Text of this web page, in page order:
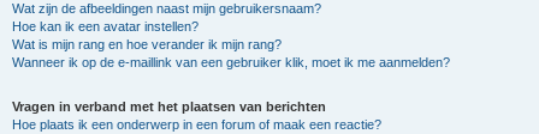
Wat zijn de afbeeldingen naast mijn gebruikersnaam?
Hoe kan ik een avatar instellen?
Wat is mijn rang en hoe verander ik mijn rang?
Wanneer ik op de e-maillink van een gebruiker klik, moet ik me aanmelden?
Vragen in verband met het plaatsen van berichten
Hoe plaats ik een onderwerp in een forum of maak een reactie?